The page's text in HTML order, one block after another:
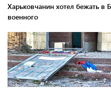
Харьковчанин хотел бежать в
военного